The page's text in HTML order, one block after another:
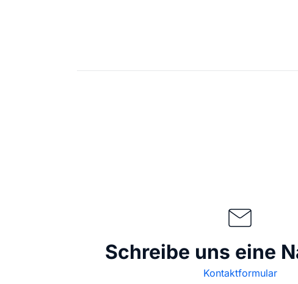
Schreibe uns eine
Kontaktformular